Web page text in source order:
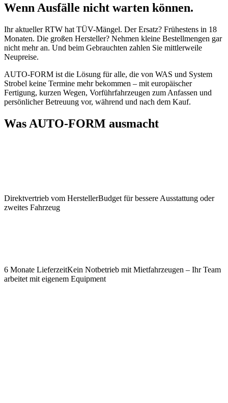
Wenn Ausfälle nicht warten können.
Ihr aktueller RTW hat TÜV-Mängel. Der Ersatz? Frühestens in 18
Monaten. Die großen Hersteller? Nehmen kleine Bestellmengen gar
nicht mehr an. Und beim Gebrauchten zahlen Sie mittlerweile
Neupreise.
AUTO-FORM ist die Lösung für alle, die von WAS und System
Strobel keine Termine mehr bekommen – mit europäischer
Fertigung, kurzen Wegen, Vorführfahrzeugen zum Anfassen und
persönlicher Betreuung vor, während und nach dem Kauf.
Was AUTO-FORM ausmacht
Direktvertrieb vom HerstellerBudget für bessere Ausstattung oder
zweites Fahrzeug
6 Monate LieferzeitKein Notbetrieb mit Mietfahrzeugen – Ihr Team
arbeitet mit eigenem Equipment